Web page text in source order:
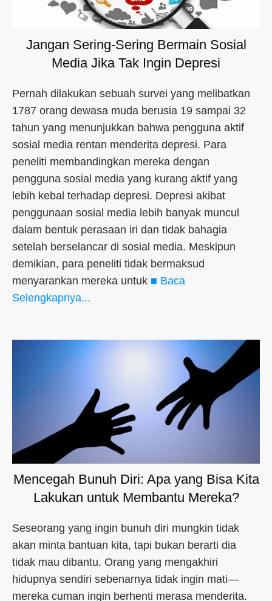
Jangan Sering-Sering Bermain Sosial
Media Jika Tak Ingin Depresi
Pernah dilakukan sebuah survei yang melibatkan
1787 orang dewasa muda berusia 19 sampai 32
tahun yang menunjukkan bahwa pengguna aktif
sosial media rentan menderita depresi. Para
peneliti membandingkan mereka dengan
pengguna sosial media yang kurang aktif yang
lebih kebal terhadap depresi. Depresi akibat
penggunaan sosial media lebih banyak muncul
dalam bentuk perasaan iri dan tidak bahagia
setelah berselancar di sosial media. Meskipun
demikian, para peneliti tidak bermaksud
menyarankan mereka untuk ■ Baca
Selengkapnya...
Mencegah Bunuh Diri: Apa yang Bisa Kita
Lakukan untuk Membantu Mereka?
Seseorang yang ingin bunuh diri mungkin tidak
akan minta bantuan kita, tapi bukan berarti dia
tidak mau dibantu. Orang yang mengakhiri
hidupnya sendiri sebenarnya tidak ingin mati—
mereka cuman ingin berhenti merasa menderita.